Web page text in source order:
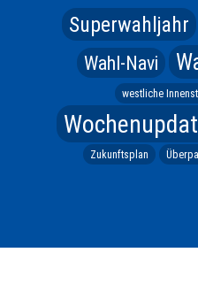
Superwahljahr
Wahl-Navi
westliche
Zukunftsplan